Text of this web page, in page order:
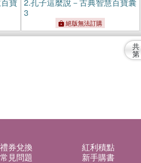
3
絕版無法訂購
共
第
禮券兌換
紅利積點
常見問題
新手購書